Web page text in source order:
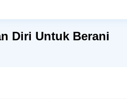
Diri Untuk Berani